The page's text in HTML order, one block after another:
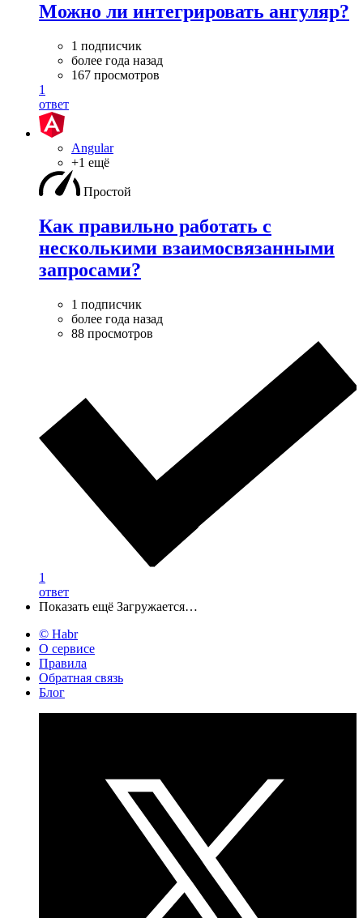
Можно ли интегрировать ангуляр?
1 подписчик
более года назад
167 просмотров
1
ответ
Angular
+1 ещё
Простой
Как правильно работать с
несколькими взаимосвязанными
запросами?
1 подписчик
более года назад
88 просмотров
1
ответ
Показать ещё Загружается…
© Habr
О сервисе
Правила
Обратная связь
Блог